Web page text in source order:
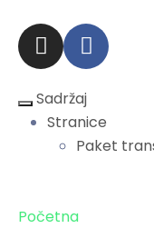
Sadržaj
Stranice
Paket
Početna